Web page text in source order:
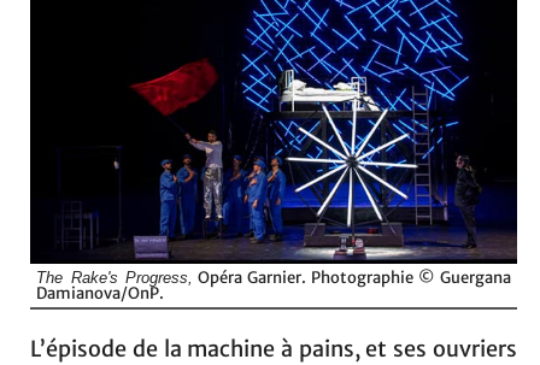
The Rake's Progress, Opéra Garnier. Photographie © Guergana
Damianova/OnP.
L’épisode de la machine à pains, et ses ouvriers